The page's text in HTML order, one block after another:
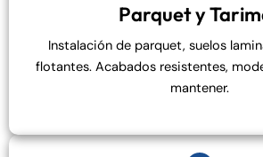
Parquet y
Instalación de parquet, suelos
flotantes. Acabados resistentes,
mantener.